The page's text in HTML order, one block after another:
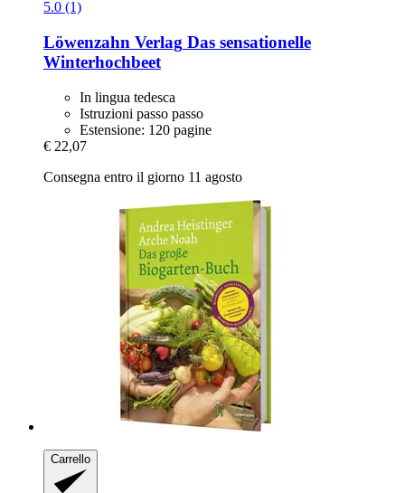
5.0 (1)
Löwenzahn Verlag Das sensationelle
Winterhochbeet
In lingua tedesca
Istruzioni passo passo
Estensione: 120 pagine
€ 22,07
Consegna entro il giorno 11 agosto
Carrello